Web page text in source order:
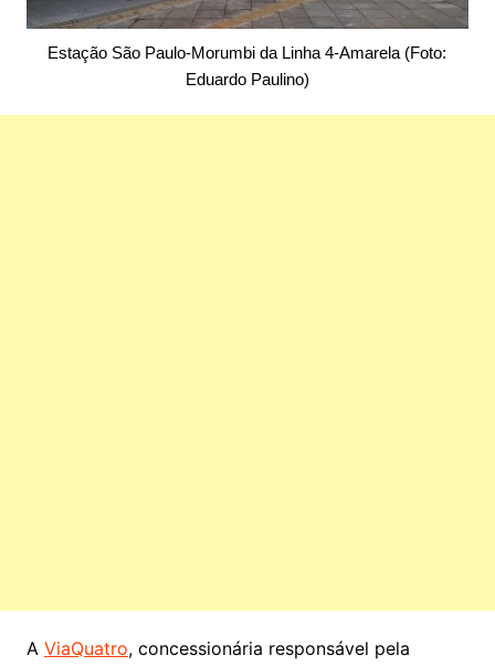
Estação São Paulo-Morumbi da Linha 4-Amarela (Foto:
Eduardo Paulino)
A ViaQuatro, concessionária responsável pela